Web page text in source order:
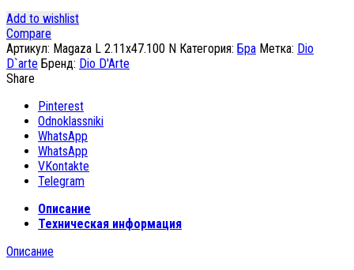
Add to wishlist
Compare
Артикул: Magaza L 2.11x47.100 N Категория: Бра Метка: Dio
D`arte Бренд: Dio D'Arte
Share
Pinterest
Odnoklassniki
WhatsApp
WhatsApp
VKontakte
Telegram
Описание
Техническая информация
Описание